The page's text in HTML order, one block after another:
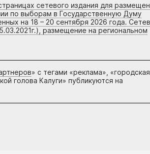
сетевого издания для
по выборам в Государственную Думу
на 18 – 20 сентября 2026 года.
размещение на региональном
» с тегами «реклама», «городская
голова Калуги» публикуются на